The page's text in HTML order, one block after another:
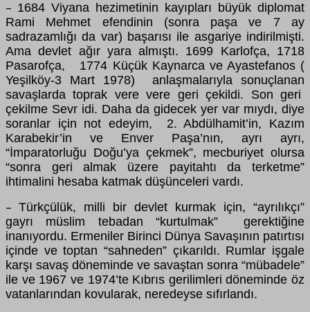
– 1684 Viyana hezimetinin kayıpları büyük diplomat
Rami Mehmet efendinin (sonra paşa ve 7 ay
sadrazamlığı da var) başarısı ile asgariye indirilmişti.
Ama devlet ağır yara almıştı. 1699 Karlofça, 1718
Pasarofça, 1774 Küçük Kaynarca ve Ayastefanos (
Yeşilköy-3 Mart 1978) anlaşmalarıyla sonuçlanan
savaşlarda toprak vere vere geri çekildi. Son geri
çekilme Sevr idi. Daha da gidecek yer var mıydı, diye
soranlar için not edeyim, 2. Abdülhamit’in, Kazım
Karabekir’in ve Enver Paşa’nın, ayrı ayrı,
“İmparatorluğu Doğu’ya çekmek”, mecburiyet olursa
“sonra geri almak üzere payitahtı da terketme”
ihtimalini hesaba katmak düşünceleri vardı.
– Türkçülük, milli bir devlet kurmak için, “ayrılıkçı”
gayrı müslim tebadan “kurtulmak” gerektiğine
inanıyordu. Ermeniler Birinci Dünya Savaşının patırtısı
içinde ve toptan “sahneden” çıkarıldı. Rumlar işgale
karşı savaş döneminde ve savaştan sonra “mübadele”
ile ve 1967 ve 1974’te Kıbrıs gerilimleri döneminde öz
vatanlarından kovularak, neredeyse sıfırlandı.